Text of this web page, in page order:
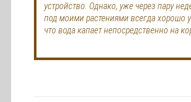
устройство. Однако, уже через пару
под моими растениями всегда хорошо
что вода капает непосредственно на